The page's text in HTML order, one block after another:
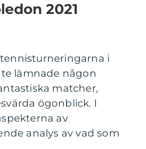
2021
i
lämnade någon
matcher,
ögonblick. I
av
analys av vad som